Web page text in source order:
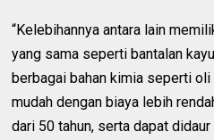
“Kelebihannya antara lain
yang sama seperti bantalan
berbagai bahan kimia seperti
mudah dengan biaya lebih
dari 50 tahun, serta dapat didaur